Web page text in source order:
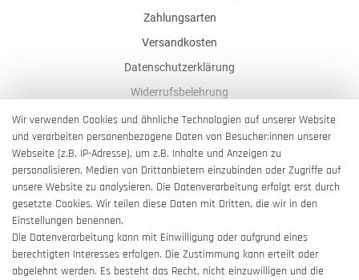
Zahlungsarten
Versandkosten
Datenschutzerklärung
Widerrufsbelehrung
AGB
Impressum
Barrierefreiheitserklärung
Vertrag widerrufen
Wir verwenden Cookies und ähnliche Technologien auf unserer Website
und verarbeiten personenbezogene Daten von Besucher:innen unserer
Webseite (z.B. IP-Adresse), um z.B. Inhalte und Anzeigen zu
personalisieren, Medien von Drittanbietern einzubinden oder Zugriffe auf
unsere Website zu analysieren. Die Datenverarbeitung erfolgt erst durch
gesetzte Cookies. Wir teilen diese Daten mit Dritten, die wir in den
Einstellungen benennen.
Die Datenverarbeitung kann mit Einwilligung oder aufgrund eines
berechtigten Interesses erfolgen. Die Zustimmung kann erteilt oder
abgelehnt werden. Es besteht das Recht, nicht einzuwilligen und die